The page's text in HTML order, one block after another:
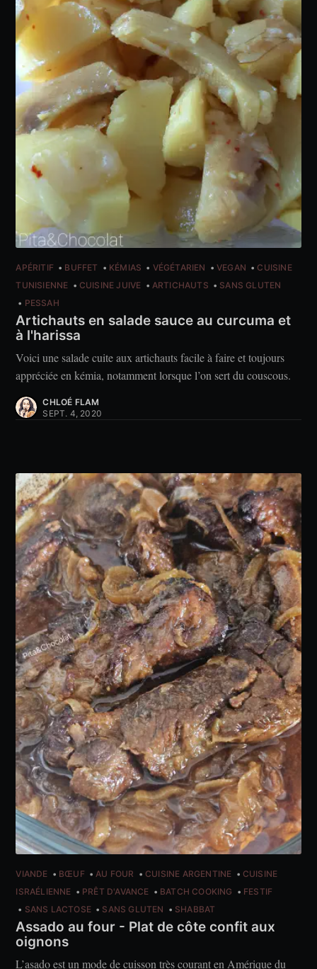
APÉRITIF BUFFET KÉMIAS VÉGÉTARIEN VEGAN
CUISINE
TUNISIENNE
CUISINE JUIVE ARTICHAUTS
SANS GLUTEN
PESSAH
Artichauts en salade sauce au curcuma et
à l'harissa
Voici une salade cuite aux artichauts facile à faire et toujours
appréciée en kémia, notamment lorsque l’on sert du couscous.
CHLOÉ FLAM
SEPT. 4, 2020
VIANDE BŒUF AU FOUR CUISINE ARGENTINE
CUISINE
ISRAÉLIENNE
PRÊT D'AVANCE BATCH COOKING
FESTIF
SANS LACTOSE
SANS GLUTEN SHABBAT
Assado au four - Plat de côte confit aux
oignons
L’asado est un mode de cuisson très courant en Amérique du